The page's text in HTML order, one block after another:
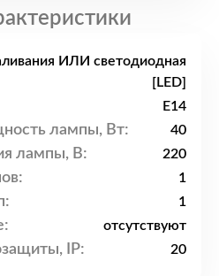
ИЛИ светодиодная
[LED]
E14
лампы, Вт: 40
лампы, В: 220
1
1
отсутствуют
IP: 20